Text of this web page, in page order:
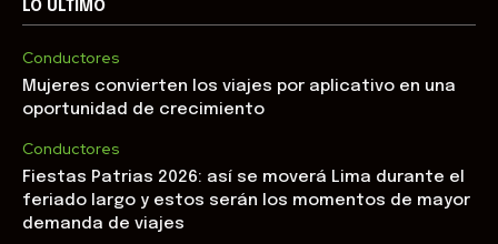
LO ÚLTIMO
Conductores
Mujeres convierten los viajes por aplicativo en una
oportunidad de crecimiento
Conductores
Fiestas Patrias 2026: así se moverá Lima durante el
feriado largo y estos serán los momentos de mayor
demanda de viajes